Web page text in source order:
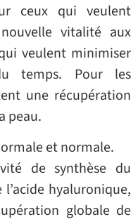
ceux qui veulent
vitalité aux
veulent minimiser
temps. Pour les
une récupération
peau.
et normale.
de synthèse du
hyaluronique,
globale de